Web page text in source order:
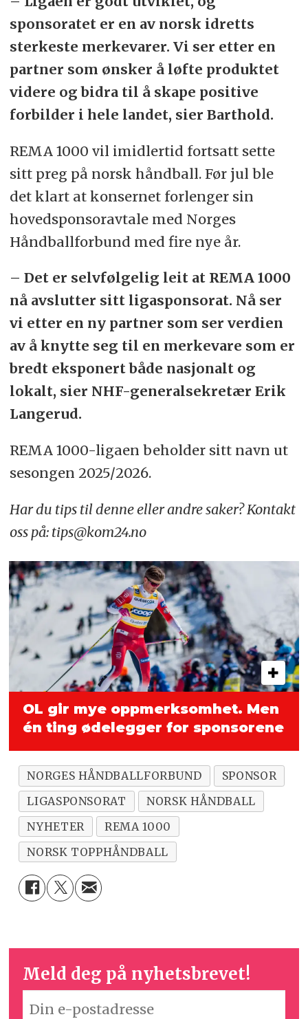
sponsoratet er en av norsk idretts
sterkeste merkevarer. Vi ser etter en
partner som ønsker å løfte produktet
videre og bidra til å skape positive
forbilder i hele landet, sier Barthold.
REMA 1000 vil imidlertid fortsatt sette
sitt preg på norsk håndball. Før jul ble
det klart at konsernet forlenger sin
hovedsponsoravtale med Norges
Håndballforbund med fire nye år.
– Det er selvfølgelig leit at REMA 1000
nå avslutter sitt ligasponsorat. Nå ser
vi etter en ny partner som ser verdien
av å knytte seg til en merkevare som er
bredt eksponert både nasjonalt og
lokalt, sier NHF-generalsekretær Erik
Langerud.
REMA 1000-ligaen beholder sitt navn ut
sesongen 2025/2026.
Har du tips til denne eller andre saker? Kontakt
oss på: tips@kom24.no
OL gir mye oppmerksomhet. Men
én ting ødelegger for sponsorene
NORGES HÅNDBALLFORBUND
SPONSOR
LIGASPONSORAT
NORSK HÅNDBALL
NYHETER
REMA 1000
NORSK TOPPHÅNDBALL
Meld deg på nyhetsbrevet!